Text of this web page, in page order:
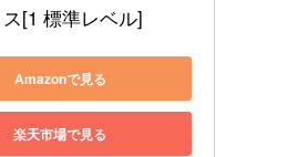
[1 標準レベル]
Amazonで見る
楽天市場で見る